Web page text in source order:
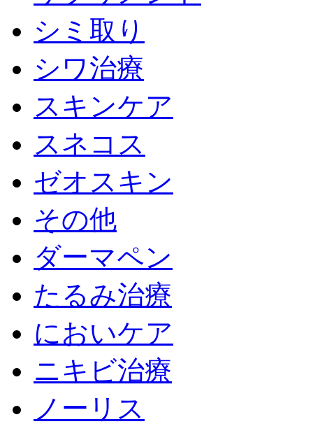
シミ取り
シワ治療
スキンケア
スネコス
ゼオスキン
その他
ダーマペン
たるみ治療
においケア
ニキビ治療
ノーリス